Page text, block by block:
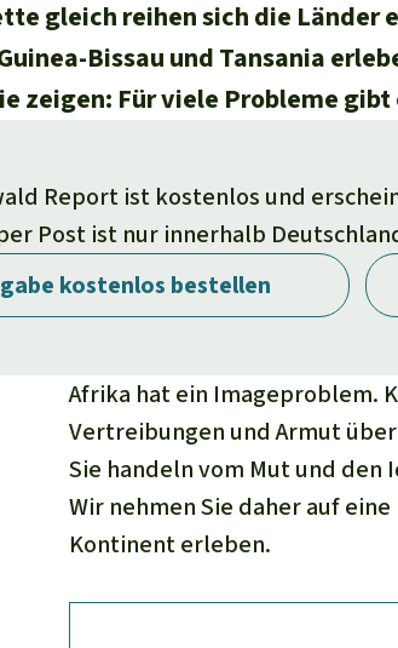
gleich reihen sich die Länder
Bissau und Tansania
zeigen: Für viele Probleme
Report ist kostenlos und
Post ist nur innerhalb
kostenlos bestellen
Afrika hat ein Imageproblem.
Vertreibungen und Armut
Sie handeln vom Mut und
Wir nehmen Sie daher auf
Kontinent erleben.